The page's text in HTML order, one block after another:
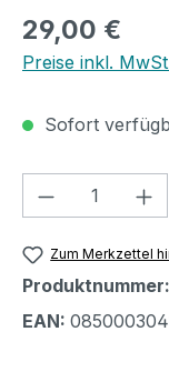
Regulärer Preis:
29,00 €
Preise inkl.
Sofort
Produkt
Zum Merkzettel
Produktnummer:
EAN: